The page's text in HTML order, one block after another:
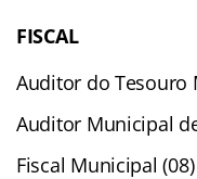
FISCAL
Auditor do Tesouro
Auditor Municipal
Fiscal Municipal (08)